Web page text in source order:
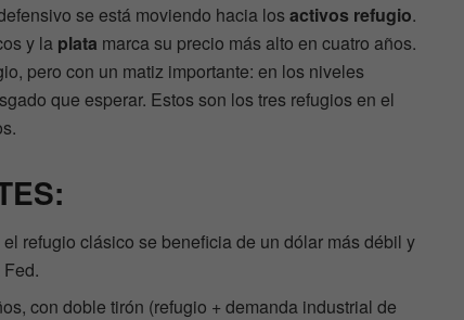
se está moviendo hacia losactivos refugio.
y la plata marca su precio más alto en cuatro años.
pero con un matiz importante: en los niveles
que esperar. Estos son los tres refugios en el
refugio clásico se beneficia de un dólar más débil y
con doble tirón (refugio + demanda industrial de